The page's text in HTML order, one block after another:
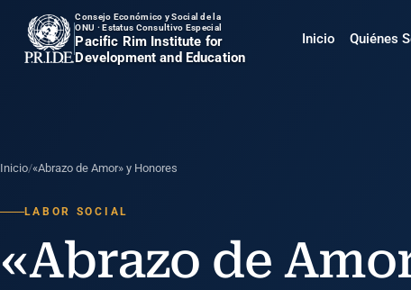
Consejo Económico y Social de la
ONU · Estatus Consultivo Especial
Pacific Rim Institute for
Development and Education
Inicio Quiénes
Inicio/«Abrazo de Amor» y Honores
LABOR SOCIAL
«Abrazo de